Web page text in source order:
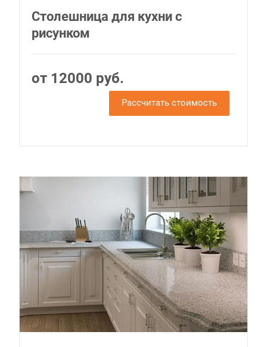
Столешница для кухни с
рисунком
от 12000 руб.
Рассчитать стоимость